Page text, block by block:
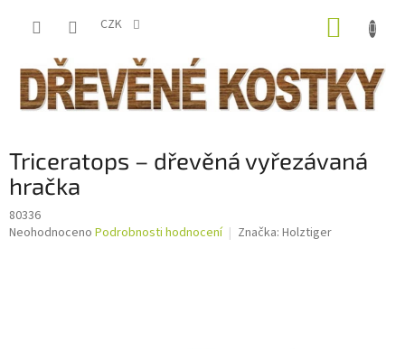
CZK
Triceratops – dřevěná vyřezávaná
hračka
80336
Průměrné
Neohodnoceno Podrobnosti hodnocení Značka: Holztiger